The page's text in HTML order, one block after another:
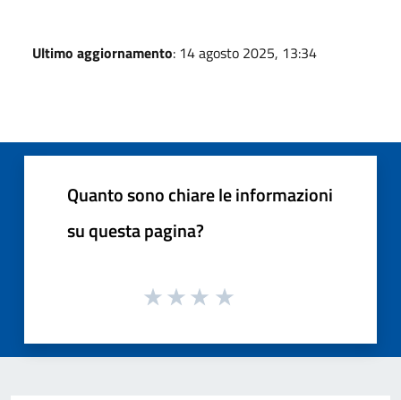
Ultimo aggiornamento: 14 agosto 2025, 13:34
Quanto sono chiare le informazioni
su questa pagina?